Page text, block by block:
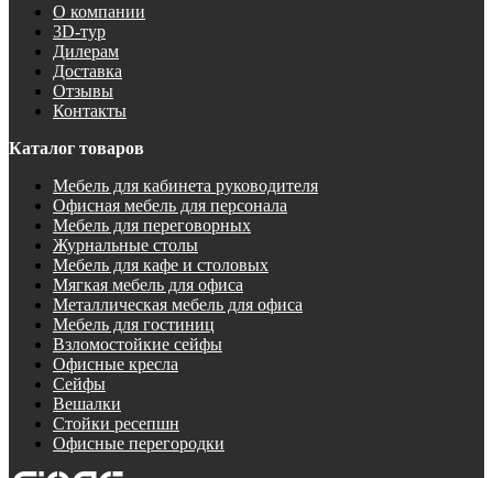
О компании
3D-тур
Дилерам
Доставка
Отзывы
Контакты
Каталог товаров
Мебель для кабинета руководителя
Офисная мебель для персонала
Мебель для переговорных
Журнальные столы
Мебель для кафе и столовых
Мягкая мебель для офиса
Металлическая мебель для офиса
Мебель для гостиниц
Взломостойкие сейфы
Офисные кресла
Сейфы
Вешалки
Стойки ресепшн
Офисные перегородки